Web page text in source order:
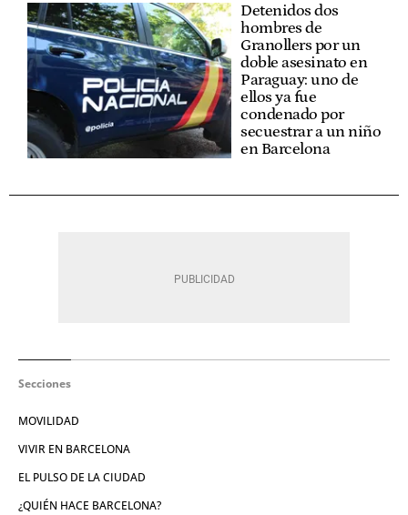
Detenidos dos
hombres de
Granollers por un
doble asesinato en
Paraguay: uno de
ellos ya fue
condenado por
secuestrar a un niño
en Barcelona
Secciones
MOVILIDAD
VIVIR EN BARCELONA
EL PULSO DE LA CIUDAD
¿QUIÉN HACE BARCELONA?